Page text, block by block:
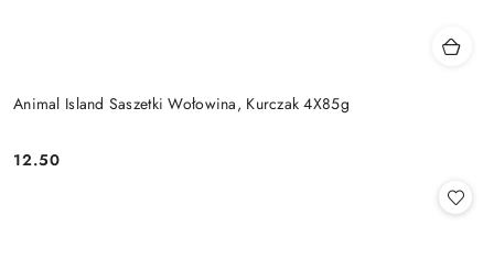
Animal Island Saszetki Wołowina, Kurczak 4X85g
Cena:
12.50